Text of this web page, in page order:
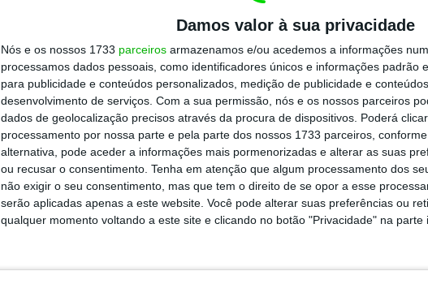
Damos valor à sua privacidade
Nós e os nossos 1733 parceiros armazenamos e/ou acedemos a informações
processamos dados pessoais, como identificadores únicos e informações padrão
para publicidade e conteúdos personalizados, medição de publicidade e
desenvolvimento de serviços. Com a sua permissão, nós e os nossos parceiros
dados de geolocalização precisos através da procura de dispositivos. Poderá
processamento por nossa parte e pela parte dos nossos 1733 parceiros,
alternativa, pode aceder a informações mais pormenorizadas e alterar as suas
ou recusar o consentimento. Tenha em atenção que algum processamento dos
não exigir o seu consentimento, mas que tem o direito de se opor a esse
serão aplicadas apenas a este website. Você pode alterar suas preferências ou
qualquer momento voltando a este site e clicando no botão "Privacidade" na parte